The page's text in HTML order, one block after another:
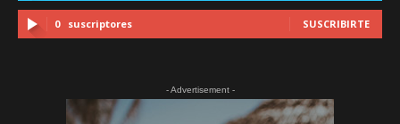
0 suscriptores SUSCRIBIRTE
- Advertisement -